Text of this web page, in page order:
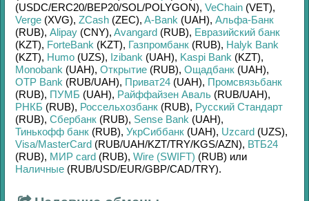
(USDC/ERC20/BEP20/SOL/POLYGON), VeChain (VET),
Verge (XVG), ZCash (ZEC), A-Bank (UAH), Альфа-Банк
(RUB), Alipay (CNY), Avangard (RUB), Евразийский банк
(KZT), ForteBank (KZT), Газпромбанк (RUB), Halyk Bank
(KZT), Humo (UZS), Izibank (UAH), Kaspi Bank (KZT),
Monobank (UAH), Открытие (RUB), Ощадбанк (UAH),
OTP Bank (RUB/UAH), Приват24 (UAH), Промсвязьбанк
(RUB), ПУМБ (UAH), Райффайзен Аваль (RUB/UAH),
РНКБ (RUB), Россельхозбанк (RUB), Русский Стандарт
(RUB), Сбербанк (RUB), Sense Bank (UAH),
Тинькофф банк (RUB), УкрСиббанк (UAH), Uzcard (UZS),
Visa/MasterCard (RUB/UAH/KZT/TRY/KGS/AZN), ВТБ24
(RUB), МИР card (RUB), Wire (SWIFT) (RUB) или
Наличные (RUB/USD/EUR/GBP/CAD/TRY).